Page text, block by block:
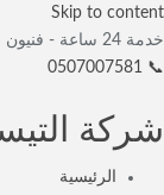
Skip to content
خدمة 24 ساعة - فنيون جاهزون لخدمتك
📞 0507007581
شركة
الرئيسية